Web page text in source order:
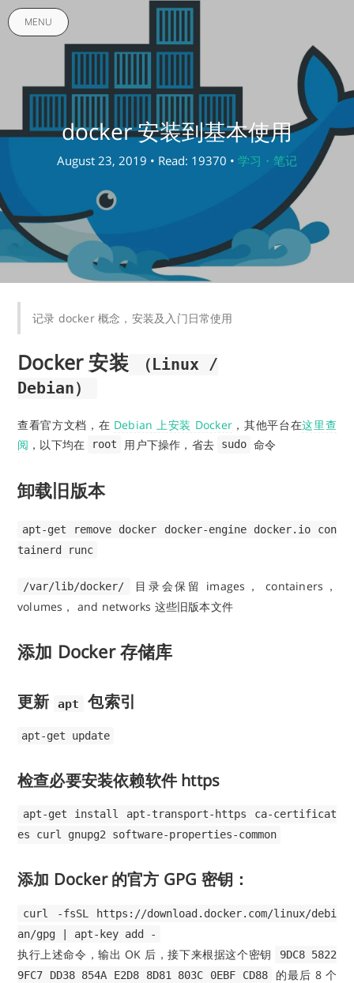
MENU
docker 安装到基本使用
August 23, 2019 • Read: 19370 • 学习・笔记
记录 docker 概念，安装及入门日常使用
Docker 安装
（Linux /
Debian）
查看官方文档，在 Debian 上安装 Docker，其他平台在这里查
阅 ，以下均在 root 用户下操作，省去 sudo 命令
卸载旧版本
apt-get remove docker docker-engine docker.io con
tainerd runc
/var/lib/docker/
目录会保留 images， containers，
volumes， and networks 这些旧版本文件
添加 Docker 存储库
更新 apt 包索引
apt-get update
检查必要安装依赖软件 https
apt-get install apt-transport-https ca-certificat
es curl gnupg2 software-properties-common
添加 Docker 的官方 GPG 密钥：
curl -fsSL https://download.docker.com/linux/debi
an/gpg | apt-key add -
执行上述命令，输出 OK 后，接下来根据这个密钥
9DC8 5822
9FC7 DD38 854A E2D8 8D81 803C 0EBF CD88
的最后 8 个